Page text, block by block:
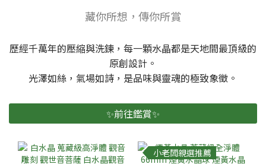
藏你所想，傳你所賞
歷經千萬年的壓縮與洗鍊，每一顆水晶都是天地間最頂級的
原創設計。
光澤如絲，氣場如詩，是品味與靈魂的極致象徵。
✨前往鑑賞✨
小老闆親選推薦